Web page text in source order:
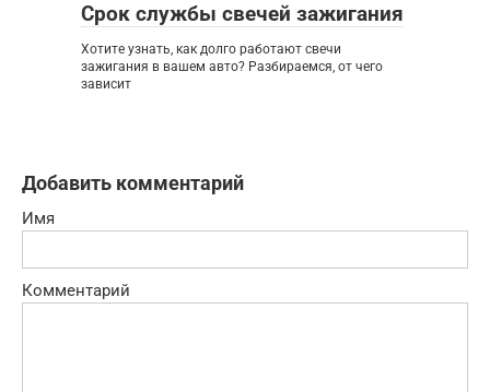
Срок службы свечей зажигания
Хотите узнать, как долго работают свечи
зажигания в вашем авто? Разбираемся, от чего
зависит
Добавить комментарий
Имя
Комментарий